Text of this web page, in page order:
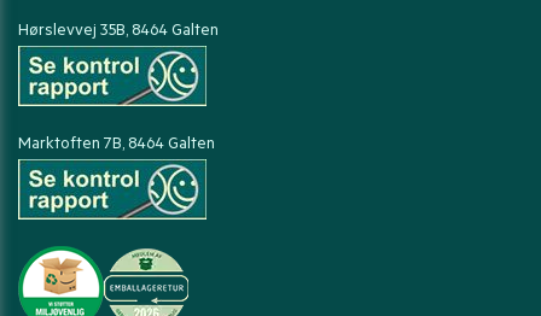
Hørslevvej 35B, 8464 Galten
Marktoften 7B, 8464 Galten